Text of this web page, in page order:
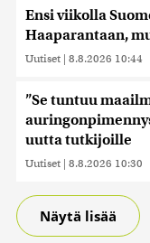
Ensi viikolla
Haaparantaan,
Uutiset | 8.8.2026 10:44
”Se tuntuu
uutta tutkijoille
Uutiset | 8.8.2026 10:30
Näytä lisää